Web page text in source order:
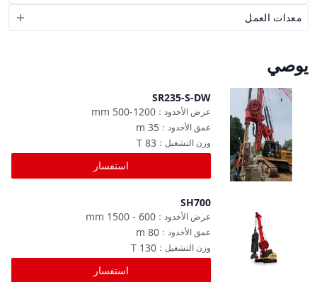
معدات العمل
يوصي
مقارنة
SR235-S-DW
500-1200
mm عرض الأخدود ：
35
m عمق الأخدود ：
83
T وزن التشغيل ：
استفسار
SH700
600 - 1500
mm عرض الأخدود ：
80
m عمق الأخدود ：
130
T وزن التشغيل ：
استفسار